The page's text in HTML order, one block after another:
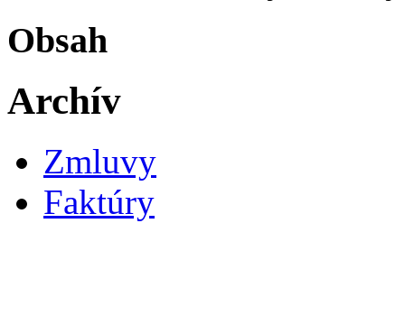
Obsah
Archív
Zmluvy
Faktúry